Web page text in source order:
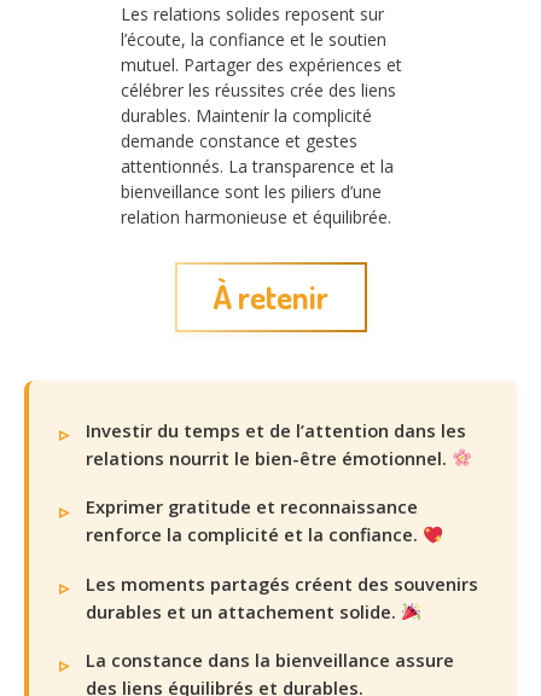
Les relations solides reposent sur
l’écoute, la confiance et le soutien
mutuel. Partager des expériences et
célébrer les réussites crée des liens
durables. Maintenir la complicité
demande constance et gestes
attentionnés. La transparence et la
bienveillance sont les piliers d’une
relation harmonieuse et équilibrée.
À retenir
Investir du temps et de l’attention dans les
relations nourrit le bien-être émotionnel.
Exprimer gratitude et reconnaissance
renforce la complicité et la confiance.
Les moments partagés créent des souvenirs
durables et un attachement solide.
La constance dans la bienveillance assure
des liens équilibrés et durables.